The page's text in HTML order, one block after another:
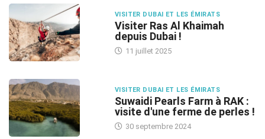
VISITER DUBAI ET LES ÉMIRATS
Visiter Ras Al Khaimah
depuis Dubai !
11 juillet 2025
VISITER DUBAI ET LES ÉMIRATS
Suwaidi Pearls Farm à RAK :
visite d'une ferme de perles !
30 septembre 2024